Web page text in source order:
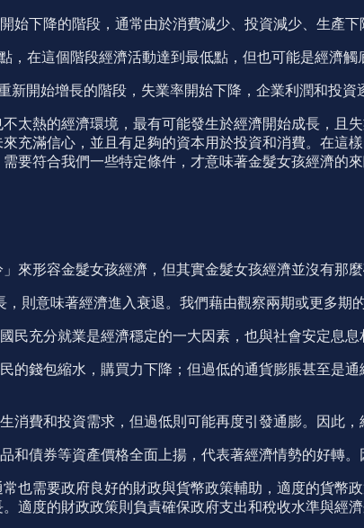
始下降的階段，通常由於消費減少、投資減少、生產
，在這個階段經濟活動達到最低點，但也可能是經濟觸
新開始增長的階段，失業率開始下降，企業利潤和投資
太熱的經濟環境，最有可能發生於經濟開始成長，且
充滿信心，並且有足夠的資本用於投資和消費。在
要符合我們一些特定條件，才意味著金髮女孩經濟的來
來形容金髮女孩經濟，但其實金髮女孩經濟並沒有那
則意味著經濟進入衰退。我們藉由觀察兩期或更多期
民充分就業是經濟穩定的一大因素，也與社會安定息息
的錢包縮水，購買力下降；但過低的通貨膨脹甚至是
消費和投資需求，但過低則可能再度引發通膨。因此
和債券等資產價格全面上揚，代表著經濟情勢的好轉
也需要政府良好的財政與貨幣政策輔助，適度的貨
適度的財政政策則負責確保政府支出和稅收水準與經